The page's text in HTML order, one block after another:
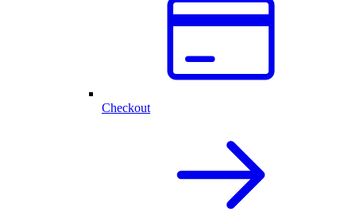
Checkout